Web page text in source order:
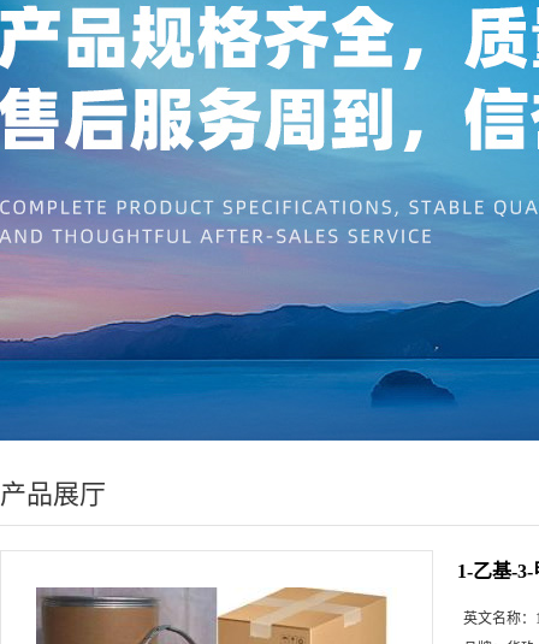
产品展厅
1-乙基-
英文名称：